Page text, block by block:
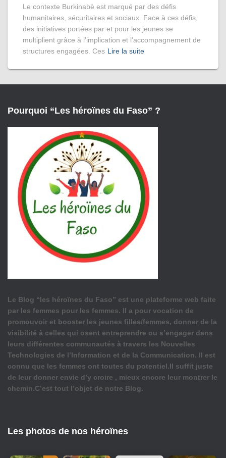
Le contexte Burkinabè est marqué par des défis
humanitaires, sécuritaires et sociaux. Face à ces défis,
des initiatives portées par et pour les jeunes se
multiplient grâce à l’implication et l’accompagnement de
structures engagées. Ces Lire la suite
Pourquoi “Les héroïnes du Faso” ?
Le Blog “les héroïnes du Faso” est une plateforme web faite
par les femmes pour les femmes. Il a pour vocation de
promouvoir et booster les jeunes filles/femmes, donner de la
visibilité à celles qui osent entreprendre ou s’engager dans
leurs différentes communautés à travers les Nouvelles
Technologies de l’Information et de la Communication. Il est
connu que les femmes ont toutes du potentiel.Il suffit juste
de leur donner envie d’y croire , mieux encore leur montrer le
chemin.C’est tout l’objet de notre Blog.
Les photos de nos héroïnes